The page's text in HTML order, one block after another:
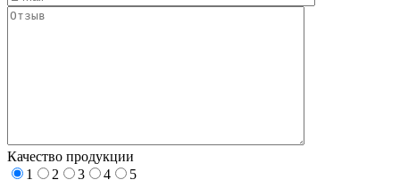
Качество продукции
1
2 3 4
5